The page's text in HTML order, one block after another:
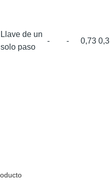
Llave de un
solo paso
- - 0,73 0,3